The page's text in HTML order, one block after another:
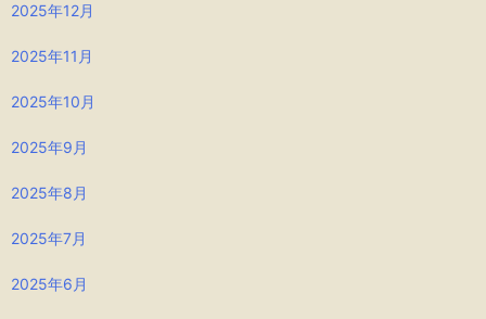
2025年12月
2025年11月
2025年10月
2025年9月
2025年8月
2025年7月
2025年6月